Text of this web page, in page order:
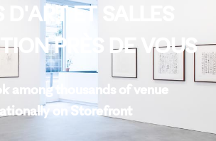
D'ART ET SALLES
PRÈS DE VOUS
among thousands of venue
on Storefront